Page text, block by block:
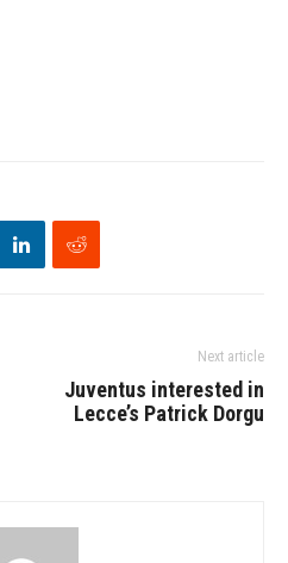
Next article
Juventus interested in
Lecce’s Patrick Dorgu